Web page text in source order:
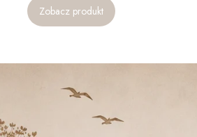
Zobacz produkt